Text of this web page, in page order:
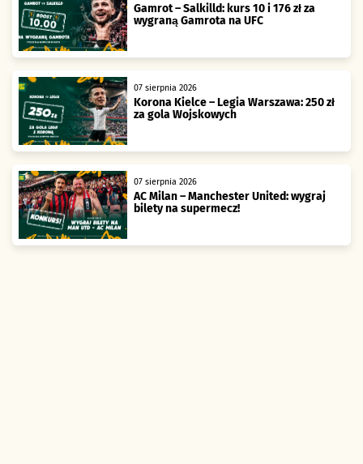
Gamrot – Salkilld: kurs 10 i 176 zł za
wygraną Gamrota na UFC
07 sierpnia 2026
Korona Kielce – Legia Warszawa: 250 zł
za gola Wojskowych
07 sierpnia 2026
AC Milan – Manchester United: wygraj
bilety na supermecz!